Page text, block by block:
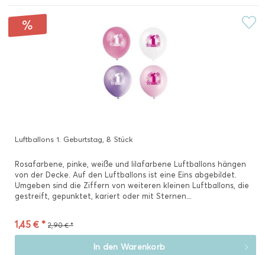
Luftballons 1. Geburtstag, 8 Stück
Rosafarbene, pinke, weiße und lilafarbene Luftballons hängen
von der Decke. Auf den Luftballons ist eine Eins abgebildet.
Umgeben sind die Ziffern von weiteren kleinen Luftballons, die
gestreift, gepunktet, kariert oder mit Sternen...
1,45 € * 2,90 € *
In den Warenkorb